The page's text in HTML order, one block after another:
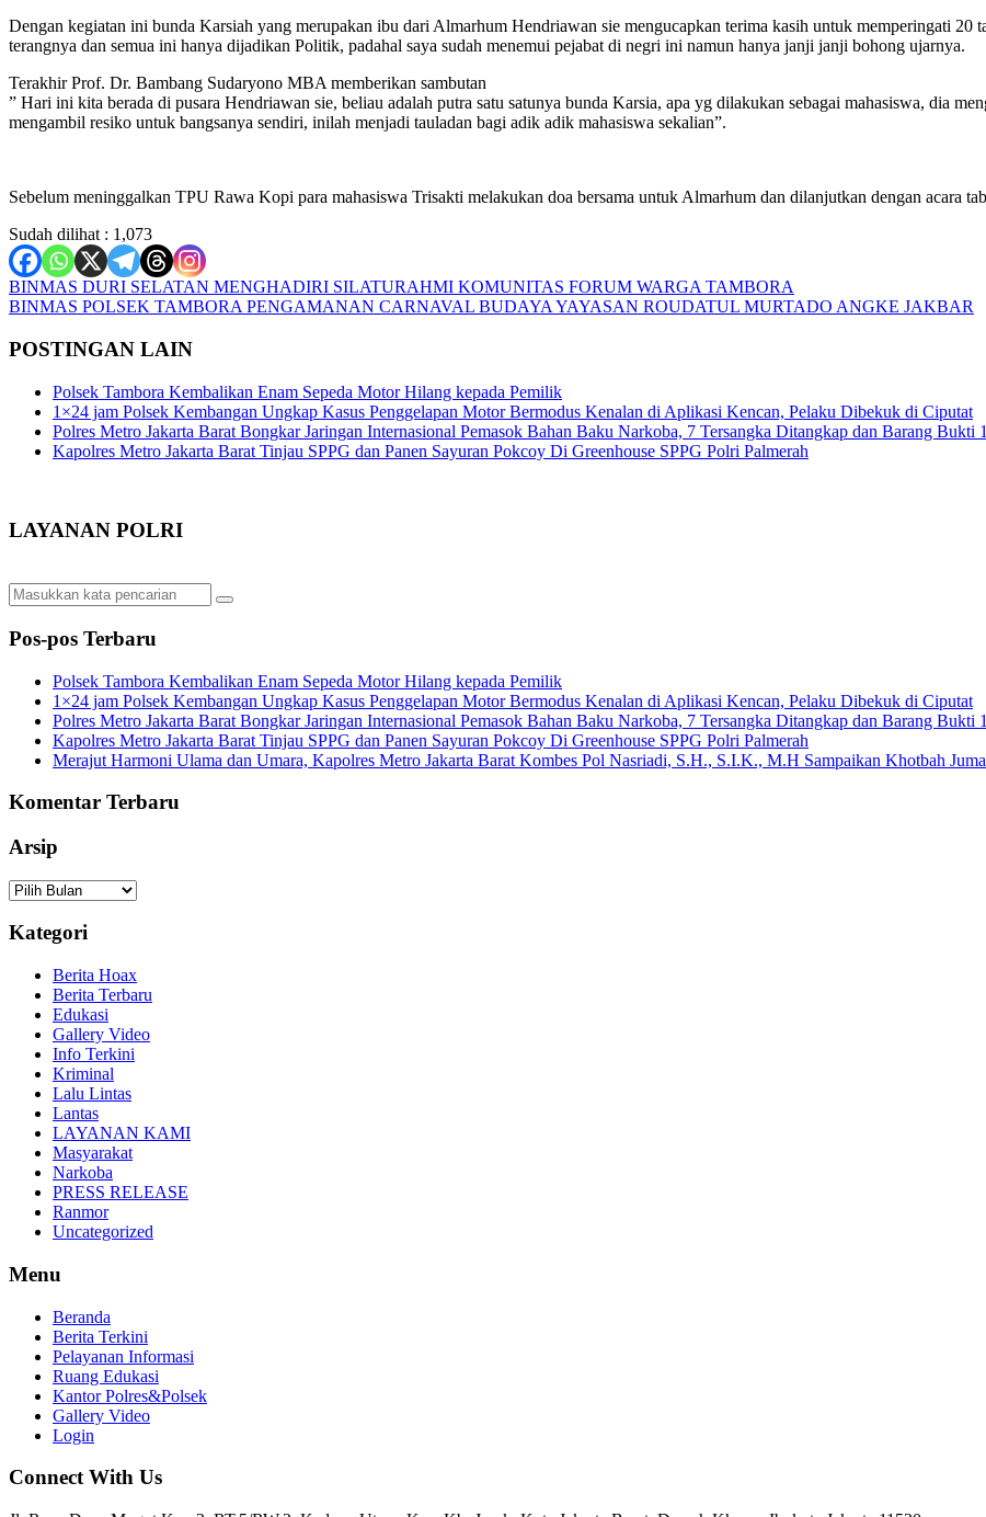
Dengan kegiatan ini bunda Karsiah yang merupakan ibu dari Almarhum Hendriawan sie mengucapkan terima kasih untuk memperingati
terangnya dan semua ini hanya dijadikan Politik, padahal saya sudah menemui pejabat di negri ini namun hanya janji janji bohong ujarnya.
Terakhir Prof. Dr. Bambang Sudaryono MBA memberikan sambutan
” Hari ini kita berada di pusara Hendriawan sie, beliau adalah putra satu satunya bunda Karsia, apa yg dilakukan sebagai mahasiswa, dia
mengambil resiko untuk bangsanya sendiri, inilah menjadi tauladan bagi adik adik mahasiswa sekalian”.
Sebelum meninggalkan TPU Rawa Kopi para mahasiswa Trisakti melakukan doa bersama untuk Almarhum dan dilanjutkan dengan acara
Sudah dilihat : 1,073
Navigasi
pos
BINMAS DURI SELATAN MENGHADIRI SILATURAHMI KOMUNITAS FORUM WARGA TAMBORA
BINMAS POLSEK TAMBORA PENGAMANAN CARNAVAL BUDAYA YAYASAN ROUDATUL MURTADO ANGKE JAKBAR
POSTINGAN LAIN
Polsek Tambora Kembalikan Enam Sepeda Motor Hilang kepada Pemilik
1×24 jam Polsek Kembangan Ungkap Kasus Penggelapan Motor Bermodus Kenalan di Aplikasi Kencan, Pelaku Dibekuk di Ciputat
Polres Metro Jakarta Barat Bongkar Jaringan Internasional Pemasok Bahan Baku Narkoba, 7 Tersangka Ditangkap dan Barang
Kapolres Metro Jakarta Barat Tinjau SPPG dan Panen Sayuran Pokcoy Di Greenhouse SPPG Polri Palmerah
LAYANAN POLRI
Pos-pos Terbaru
Polsek Tambora Kembalikan Enam Sepeda Motor Hilang kepada Pemilik
1×24 jam Polsek Kembangan Ungkap Kasus Penggelapan Motor Bermodus Kenalan di Aplikasi Kencan, Pelaku Dibekuk di Ciputat
Polres Metro Jakarta Barat Bongkar Jaringan Internasional Pemasok Bahan Baku Narkoba, 7 Tersangka Ditangkap dan Barang
Kapolres Metro Jakarta Barat Tinjau SPPG dan Panen Sayuran Pokcoy Di Greenhouse SPPG Polri Palmerah
Merajut Harmoni Ulama dan Umara, Kapolres Metro Jakarta Barat Kombes Pol Nasriadi, S.H., S.I.K., M.H Sampaikan Khotbah
Komentar Terbaru
Arsip
Arsip
Kategori
Berita Hoax
Berita Terbaru
Edukasi
Gallery Video
Info Terkini
Kriminal
Lalu Lintas
Lantas
LAYANAN KAMI
Masyarakat
Narkoba
PRESS RELEASE
Ranmor
Uncategorized
Menu
Beranda
Berita Terkini
Pelayanan Informasi
Ruang Edukasi
Kantor Polres&Polsek
Gallery Video
Login
Connect With Us